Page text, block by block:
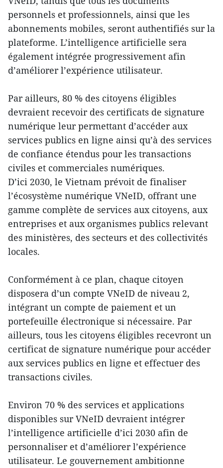
personnels et professionnels, ainsi que les
abonnements mobiles, seront authentifiés sur la
plateforme. L’intelligence artificielle sera
également intégrée progressivement afin
d’améliorer l’expérience utilisateur.
Par ailleurs, 80 % des citoyens éligibles
devraient recevoir des certificats de signature
numérique leur permettant d’accéder aux
services publics en ligne ainsi qu’à des services
de confiance étendus pour les transactions
civiles et commerciales numériques.
D’ici 2030, le Vietnam prévoit de finaliser
l’écosystème numérique VNeID, offrant une
gamme complète de services aux citoyens, aux
entreprises et aux organismes publics relevant
des ministères, des secteurs et des collectivités
locales.
Conformément à ce plan, chaque citoyen
disposera d’un compte VNeID de niveau 2,
intégrant un compte de paiement et un
portefeuille électronique si nécessaire. Par
ailleurs, tous les citoyens éligibles recevront un
certificat de signature numérique pour accéder
aux services publics en ligne et effectuer des
transactions civiles.
Environ 70 % des services et applications
disponibles sur VNeID devraient intégrer
l’intelligence artificielle d’ici 2030 afin de
personnaliser et d’améliorer l’expérience
utilisateur. Le gouvernement ambitionne